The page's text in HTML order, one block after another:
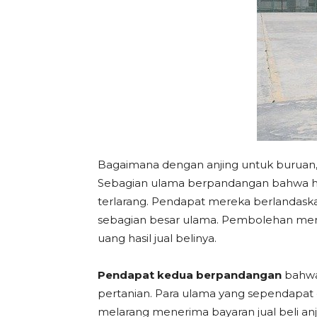
Bagaimana dengan anjing untuk
Sebagian ulama berpandangan bahwa
terlarang. Pendapat mereka
sebagian besar ulama. Pembolehan
uang hasil jual belinya.
Pendapat kedua berpandangan
pertanian. Para ulama yang
melarang menerima bayaran jual beli